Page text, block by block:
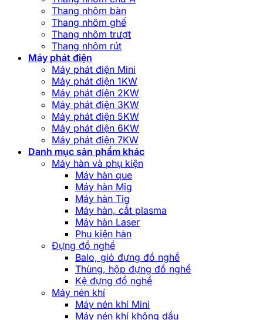
Thang nhôm bàn
Thang nhôm ghế
Thang nhôm trượt
Thang nhôm rút
Máy phát điện
Máy phát điện Mini
Máy phát điện 1KW
Máy phát điện 2KW
Máy phát điện 3KW
Máy phát điện 5KW
Máy phát điện 6KW
Máy phát điện 7KW
Danh mục sản phẩm khác
Máy hàn và phụ kiện
Máy hàn que
Máy hàn Mig
Máy hàn Tig
Máy hàn, cắt plasma
Máy hàn Laser
Phụ kiện hàn
Đựng đồ nghề
Balo, giỏ đựng đồ nghề
Thùng, hộp đựng đồ nghề
Kệ đựng đồ nghề
Máy nén khí
Máy nén khí Mini
Máy nén khí không dầu